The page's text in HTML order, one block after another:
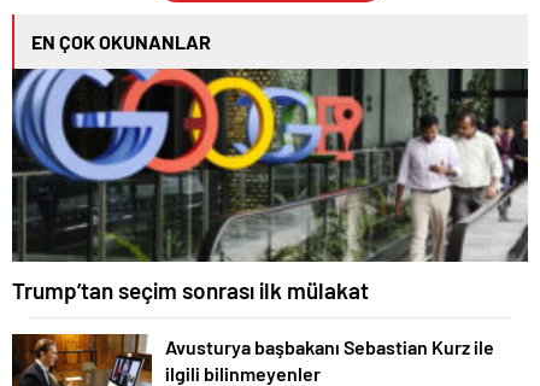
EN ÇOK OKUNANLAR
Trump’tan seçim sonrası ilk mülakat
Avusturya başbakanı Sebastian Kurz ile
ilgili bilinmeyenler